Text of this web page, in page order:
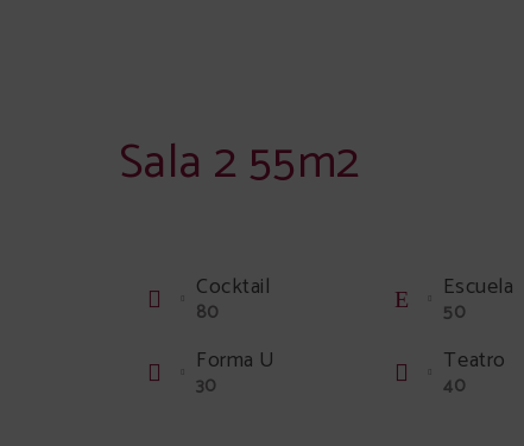
Sala 2 55m2
Cocktail
80
Escuela
50
Forma U
30
Teatro
40